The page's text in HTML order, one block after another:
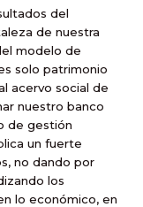
del
de nuestra
modelo de
solo patrimonio
acervo social de
nuestro banco
de gestión
un fuerte
no dando por
los
lo económico, en